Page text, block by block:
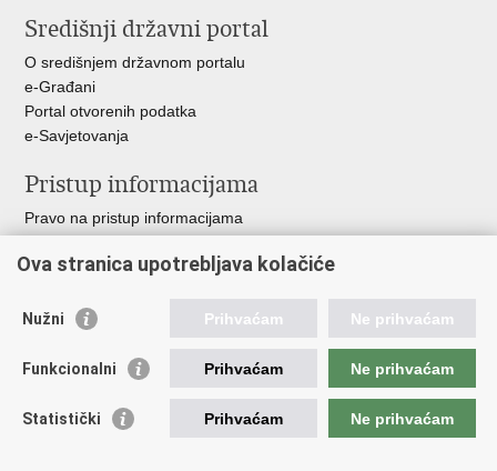
Facebooku
Središnji državni portal
O središnjem državnom portalu
e-Građani
Portal otvorenih podatka
e-Savjetovanja
Pristup informacijama
Pravo na pristup informacijama
Pozivi za žurnu pomoć
Važne poveznice
Vlada RH
Muzej hrvatskog vatrogastva
Ova stranica upotrebljava kolačiće
Nužni Prihvaćam Ne prihvaćam
Funkcionalni Prihvaćam Ne prihvaćam
Statistički Prihvaćam Ne prihvaćam